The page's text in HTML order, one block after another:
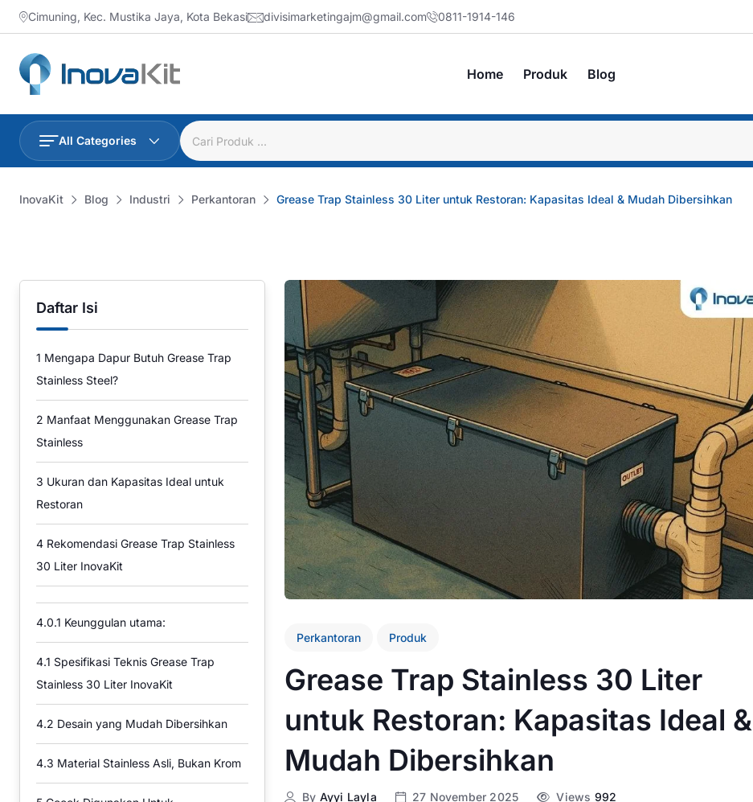
Skip
to
content
Cimuning, Kec. Mustika Jaya, Kota Bekasi divisimarketingajm@gmail.com 0811-1914-146
Home Produk Blog
All Categories
InovaKit Blog Industri Perkantoran Grease Trap Stainless 30 Liter untuk Restoran: Kapasitas Ideal & Mudah Dibersihkan
Daftar Isi
1 Mengapa Dapur Butuh Grease Trap
Stainless Steel?
2 Manfaat Menggunakan Grease Trap
Stainless
3 Ukuran dan Kapasitas Ideal untuk
Restoran
4 Rekomendasi Grease Trap Stainless
30 Liter InovaKit
4.0.1 Keunggulan utama:
4.1 Spesifikasi Teknis Grease Trap
Stainless 30 Liter InovaKit
4.2 Desain yang Mudah Dibersihkan
4.3 Material Stainless Asli, Bukan Krom
Perkantoran Produk
Grease Trap Stainless 30 Liter
untuk Restoran: Kapasitas Ideal &
Mudah Dibersihkan
By Ayyi Layla 27 November 2025 Views 992